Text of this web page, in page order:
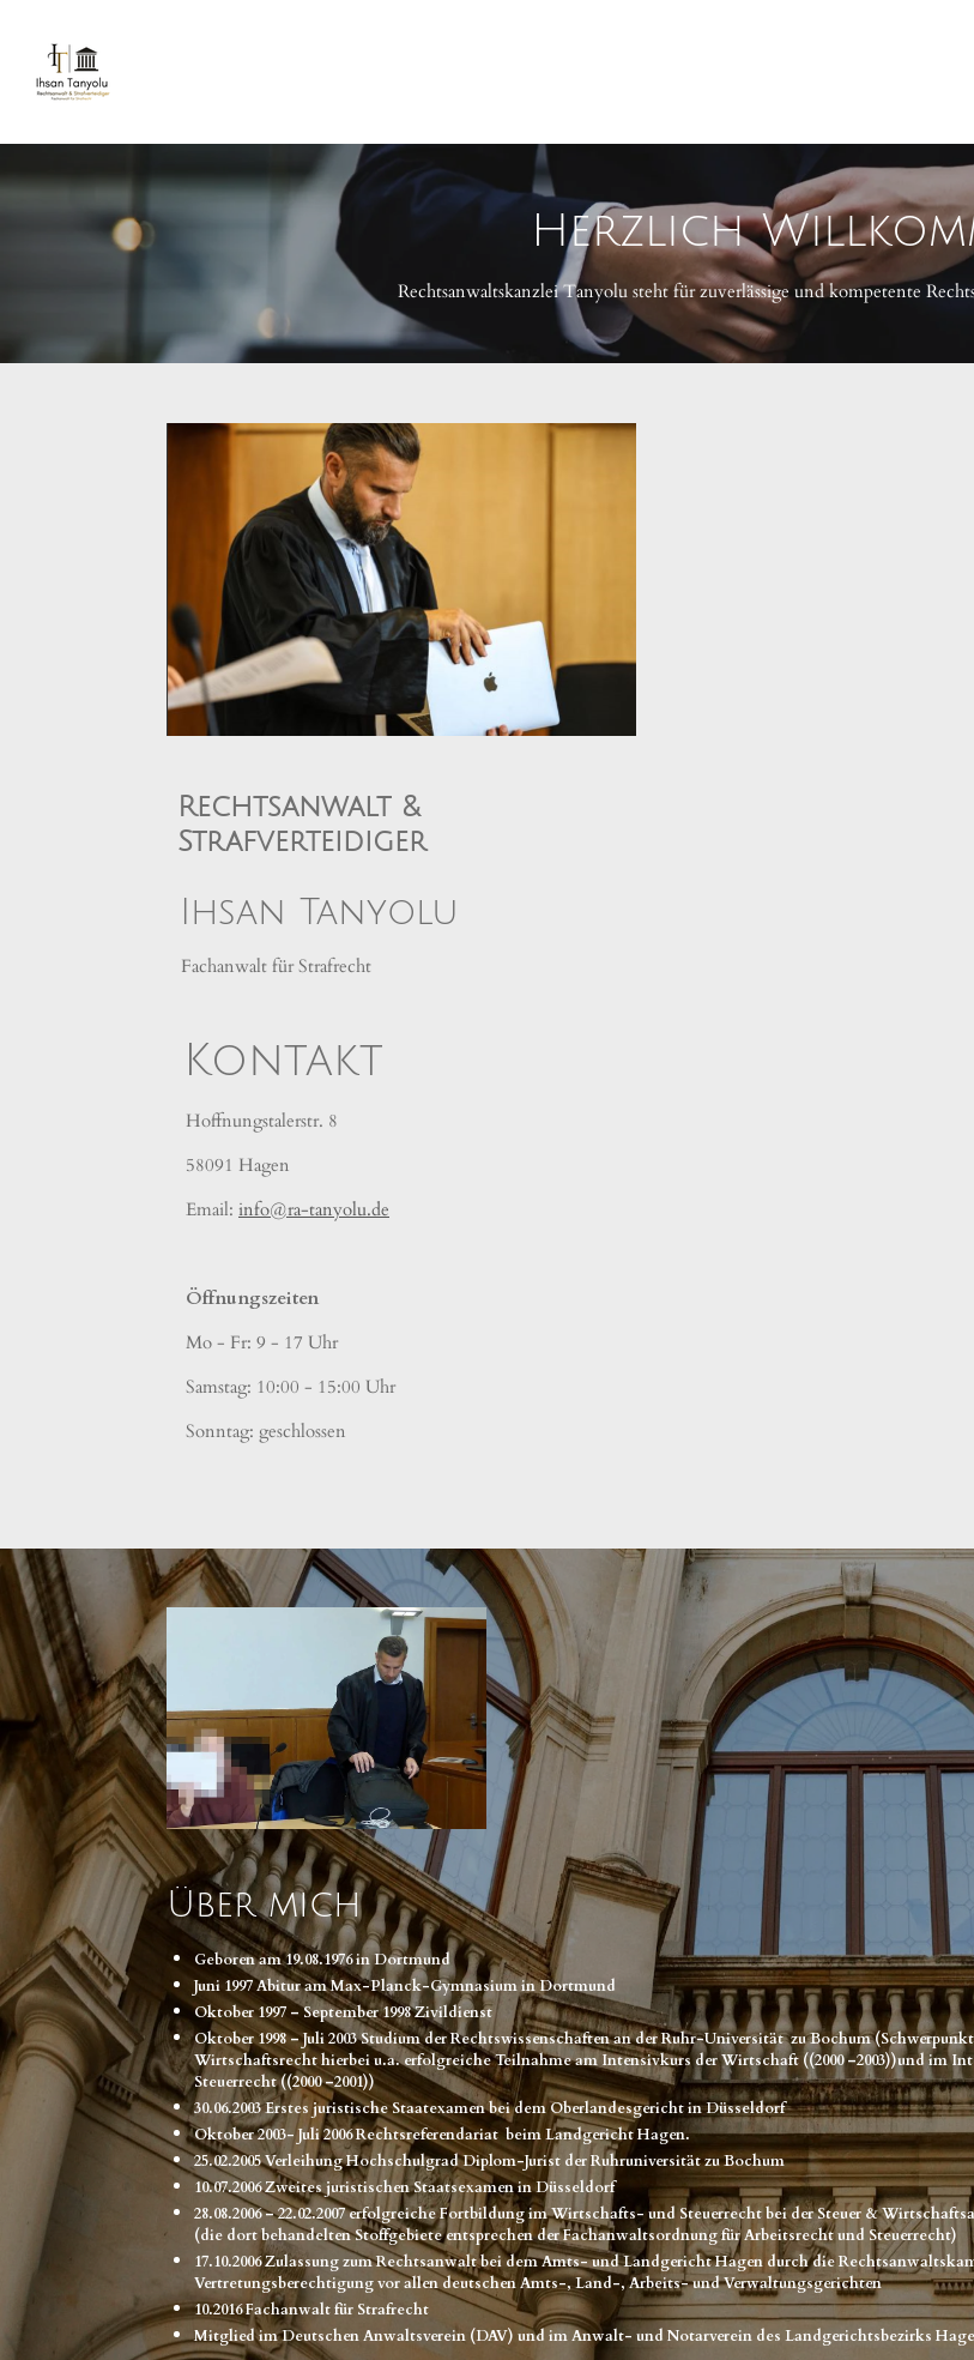
Hauptinhalt
springen
Herzlich
Rechtsanwaltskanzlei Tanyolu steht für zuverlässige und kompetente
Rechtsanwalt &
Strafverteidiger
Ihsan Tanyolu
Fachanwalt für Strafrecht
Kontakt
Hoffnungstalerstr. 8
58091 Hagen
Email: info@ra-tanyolu.de
Öffnungszeiten
Mo - Fr: 9 - 17 Uhr
Samstag: 10:00 - 15:00 Uhr
Sonntag: geschlossen
Über mich
Geboren am 19.08.1976 in Dortmund
Juni 1997 Abitur am Max-Planck-Gymnasium in Dortmund
Oktober 1997 – September 1998 Zivildienst
Oktober 1998 – Juli 2003 Studium der Rechtswissenschaften an der Ruhr-Universität zu Bochum
Wirtschaftsrecht hierbei u.a. erfolgreiche Teilnahme am Intensivkurs der Wirtschaft ((2000 –2003))und im
Steuerrecht ((2000 –2001))
30.06.2003 Erstes juristische Staatexamen bei dem Oberlandesgericht in Düsseldorf
Oktober 2003- Juli 2006 Rechtsreferendariat beim Landgericht Hagen.
25.02.2005 Verleihung Hochschulgrad Diplom-Jurist der Ruhruniversität zu Bochum
10.07.2006 Zweites juristischen Staatsexamen in Düsseldorf
28.08.2006 – 22.02.2007 erfolgreiche Fortbildung im Wirtschafts- und Steuerrecht bei der Steuer &
(die dort behandelten Stoffgebiete entsprechen der Fachanwaltsordnung für Arbeitsrecht und Steuerrecht)
17.10.2006 Zulassung zum Rechtsanwalt bei dem Amts- und Landgericht Hagen durch die
Vertretungsberechtigung vor allen deutschen Amts-, Land-, Arbeits- und Verwaltungsgerichten
10.2016 Fachanwalt für Strafrecht
Mitglied im Deutschen Anwaltsverein (DAV) und im Anwalt- und Notarverein des Landgerichtsbezirks